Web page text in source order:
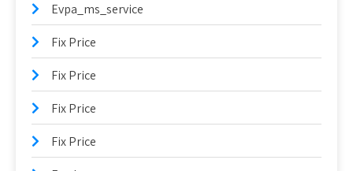
Evpa_ms_service
Fix Price
Fix Price
Fix Price
Fix Price